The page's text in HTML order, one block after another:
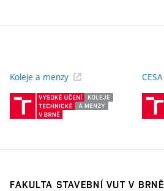
Koleje a menzy
(externí
CESA
FAKULTA STAVEBNÍ VUT V BRNĚ